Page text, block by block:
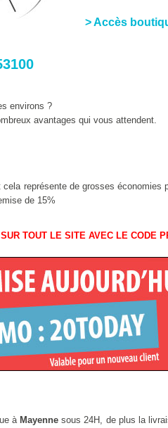
> Accès
environs ?
avantages qui vous attendent.
représente de grosses économies
de 15%
TOUT LE SITE AVEC LE CODE
à Mayenne sous 24H, de plus la